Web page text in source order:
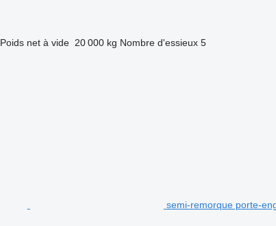
Poids net à vide 20 000 kg Nombre d'essieux 5
semi-remorque porte-